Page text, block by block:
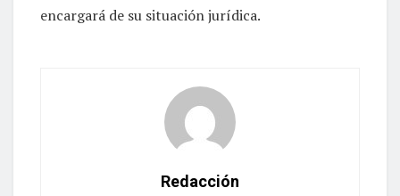
encargará de su situación jurídica.
Redacción